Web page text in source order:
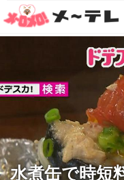
水煮缶で時短